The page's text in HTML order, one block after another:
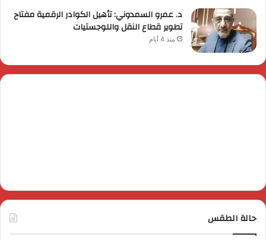
د. عمرو السمدوني: تأهيل الكوادر الرقمية مفتاح
تطوير قطاع النقل واللوجستيات
منذ 4 أيام
حالة الطقس